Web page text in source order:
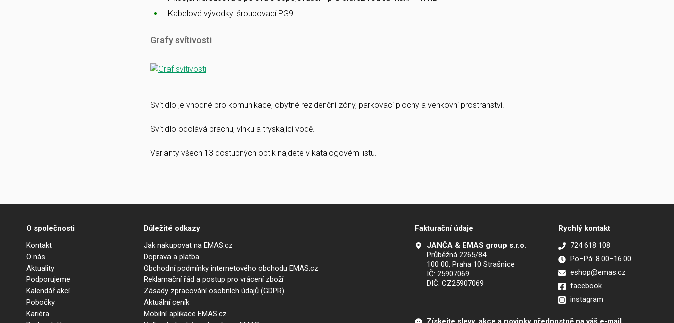
Kabelové vývodky: šroubovací PG9
Grafy svítivosti
Svítidlo je vhodné pro komunikace, obytné rezidenční zóny, parkovací plochy a venkovní prostranství.
Svítidlo odolává prachu, vlhku a tryskající vodě.
Varianty všech 13 dostupných optik najdete v katalogovém listu.
O společnosti
Kontakt
O nás
Aktuality
Podporujeme
Kalendář akcí
Pobočky
Kariéra
Důležité odkazy
Jak nakupovat na EMAS.cz
Doprava a platba
Obchodní podmínky internetového obchodu EMAS.cz
Reklamační řád a postup pro vrácení zboží
Zásady zpracování osobních údajů (GDPR)
Aktuální ceník
Mobilní aplikace EMAS.cz
Fakturační údaje
JANČA & EMAS group s.r.o.
Průběžná 2265/84
100 00, Praha 10 Strašnice
IČ: 25907069
DIČ: CZ25907069
Rychlý kontakt
724 618 108
Po–Pá: 8.00–16.00
eshop@emas.cz
facebook
instagram